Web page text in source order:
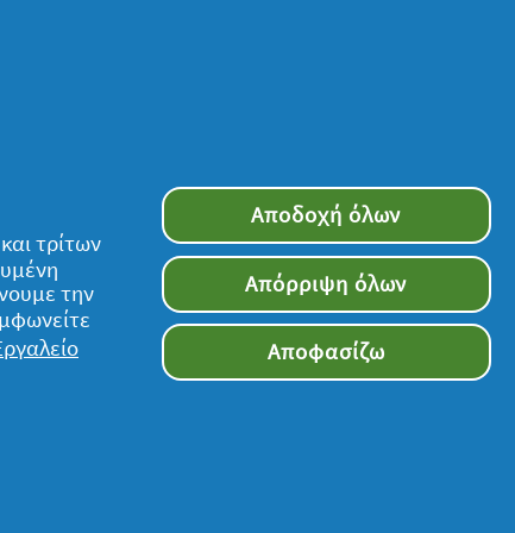
τρίτων
την
Αποδοχή όλων
Απόρριψη όλων
Αποφασίζω